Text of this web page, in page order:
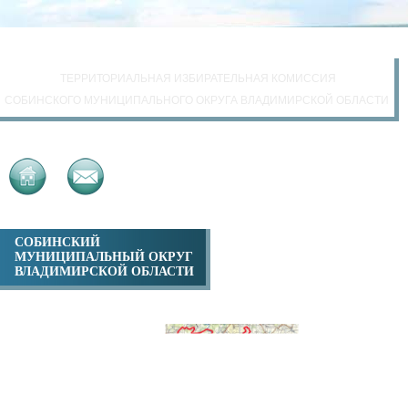
СОБИНСКИЙ
МУНИЦИПАЛЬНЫЙ ОКРУГ
ВЛАДИМИРСКОЙ ОБЛАСТИ